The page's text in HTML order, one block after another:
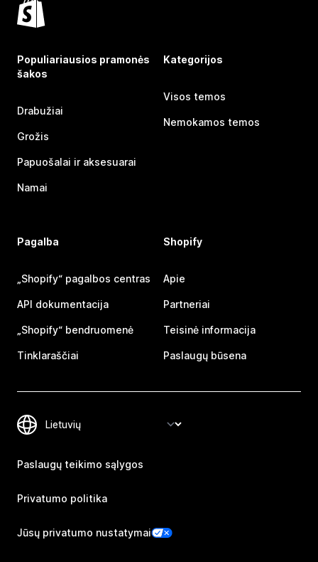
Populiariausios pramonės
šakos
Drabužiai
Grožis
Papuošalai ir aksesuarai
Namai
Kategorijos
Visos temos
Nemokamos temos
Pagalba
„Shopify“ pagalbos centras
API dokumentacija
„Shopify“ bendruomenė
Tinklaraščiai
Shopify
Apie
Partneriai
Teisinė informacija
Paslaugų būsena
Paslaugų teikimo sąlygos
Privatumo politika
Jūsų privatumo nustatymai